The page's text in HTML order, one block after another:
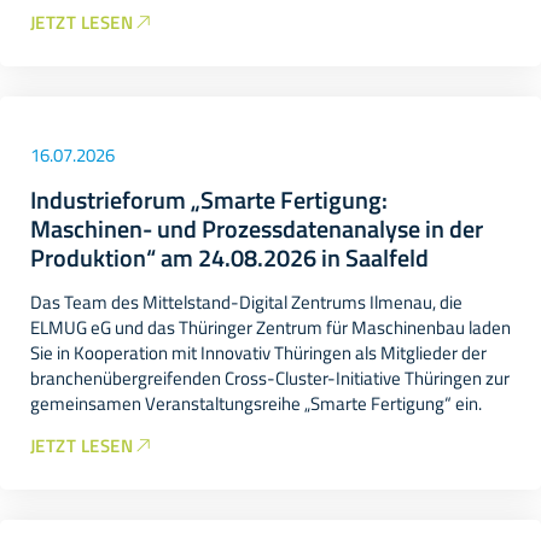
JETZT LESEN
16.07.2026
Industrieforum „Smarte Fertigung:
Maschinen- und Prozessdatenanalyse in der
Produktion“ am 24.08.2026 in Saalfeld
Das Team des Mittelstand-Digital Zentrums Ilmenau, die
ELMUG eG und das Thüringer Zentrum für Maschinenbau laden
Sie in Kooperation mit Innovativ Thüringen als Mitglieder der
branchenübergreifenden Cross-Cluster-Initiative Thüringen zur
gemeinsamen Veranstaltungsreihe „Smarte Fertigung“ ein.
JETZT LESEN